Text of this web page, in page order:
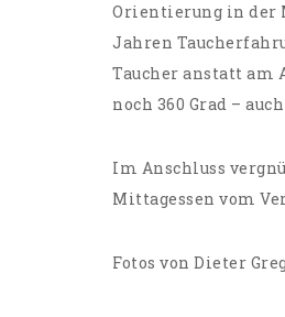
Orientierung in der
Jahren
Taucher anstatt am
noch 360 Grad –
Im Anschluss
Mittagessen vom
Fotos von Dieter